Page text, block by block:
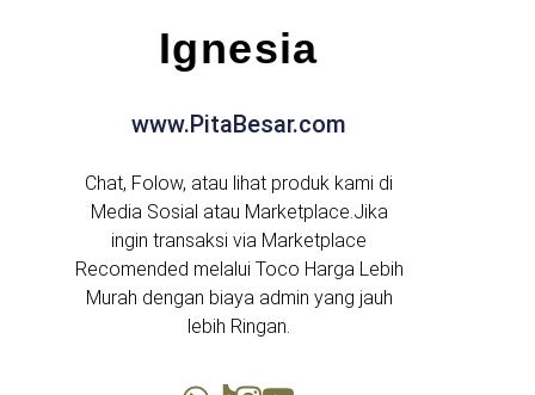
Ignesia
www.PitaBesar.com
Chat, Folow, atau lihat produk kami di
Media Sosial atau Marketplace.Jika
ingin transaksi via Marketplace
Recomended melalui Toco Harga Lebih
Murah dengan biaya admin yang jauh
lebih Ringan.